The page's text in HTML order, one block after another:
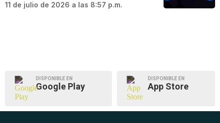
11 de julio de 2026 a las 8:57 p.m.
DISPONIBLE EN
Google Play
DISPONIBLE EN
App Store